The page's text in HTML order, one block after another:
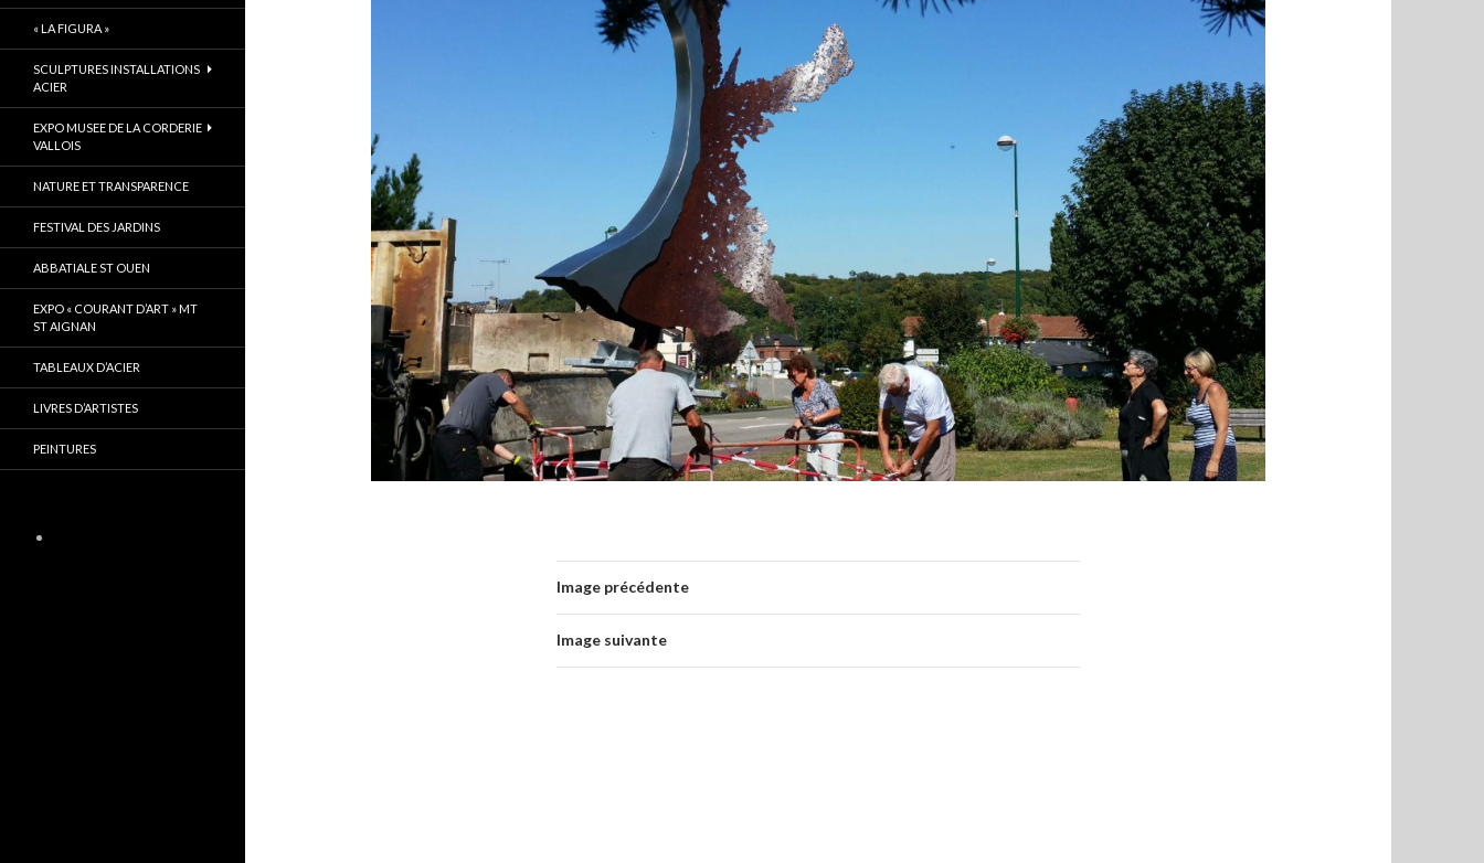
Image précédente
Image suivante
« LA FIGURA »
SCULPTURES INSTALLATIONS
ACIER
EXPO MUSEE DE LA CORDERIE
VALLOIS
NATURE ET TRANSPARENCE
FESTIVAL DES JARDINS
ABBATIALE ST OUEN
EXPO « COURANT D’ART » MT
ST AIGNAN
TABLEAUX D’ACIER
LIVRES D’ARTISTES
PEINTURES